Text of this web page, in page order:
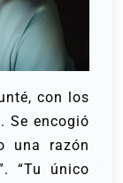
con los
Se encogió
una razón
“Tu único